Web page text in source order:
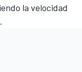
la velocidad